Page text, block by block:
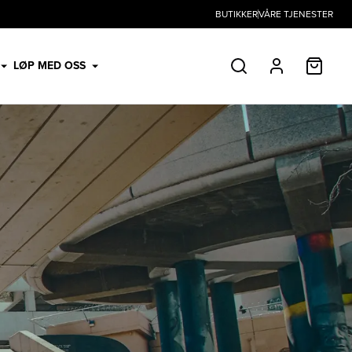
BUTIKKERVÅRE TJENESTER
LØP MED OSS SØK PROFIL